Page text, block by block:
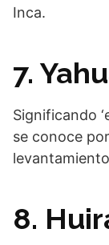
Inca.
7.
Significando
se conoce
8.